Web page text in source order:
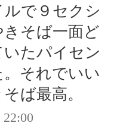
で９セクシ
きそば一面ど
たパイセン
それでいい
ば最高。